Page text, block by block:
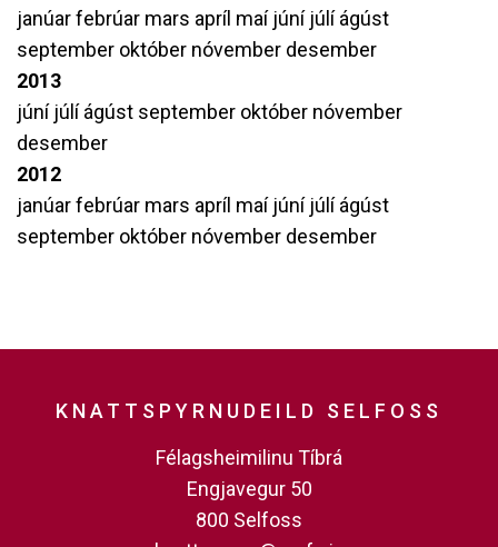
janúarfebrúar mars apríl maí júní júlíágúst
september október nóvember desember
2013
júní júlíágúst september október nóvember
desember
2012
janúarfebrúar mars apríl maí júní júlíágúst
september október nóvember desember
KNATTSPYRNUDEILD SELFOSS
Félagsheimilinu Tíbrá
Engjavegur 50
800 Selfoss